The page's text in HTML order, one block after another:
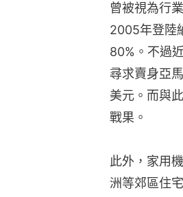
曾被視為行
2005年登陸
80%。不過
尋求賣身亞
美元。而與
戰果。
此外，家用
洲等郊區住